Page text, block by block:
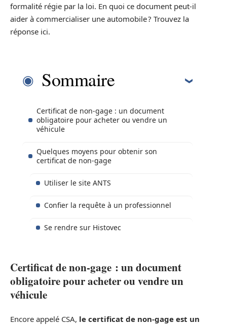
formalité régie par la loi. En quoi ce document peut-il
aider à commercialiser une automobile ? Trouvez la
réponse ici.
Sommaire
Certificat de non-gage : un document
obligatoire pour acheter ou vendre un
véhicule
Quelques moyens pour obtenir son
certificat de non-gage
Utiliser le site ANTS
Confier la requête à un professionnel
Se rendre sur Histovec
Certificat de non-gage : un document
obligatoire pour acheter ou vendre un
véhicule
Encore appelé CSA, le certificat de non-gage est un